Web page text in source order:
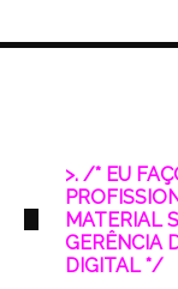
>. /* EU
MATERIAL
GERÊNCIA
DIGITAL */